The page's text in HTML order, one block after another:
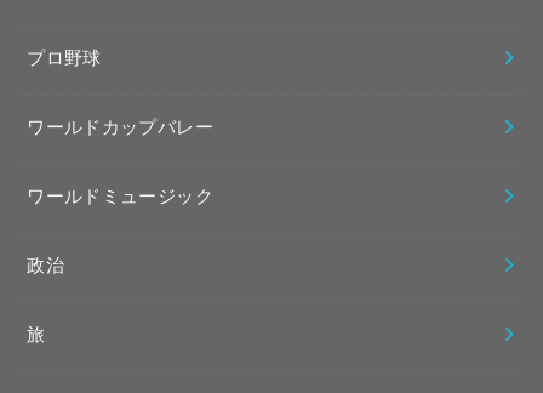
プロ野球
ワールドカップバレー
ワールドミュージック
政治
旅